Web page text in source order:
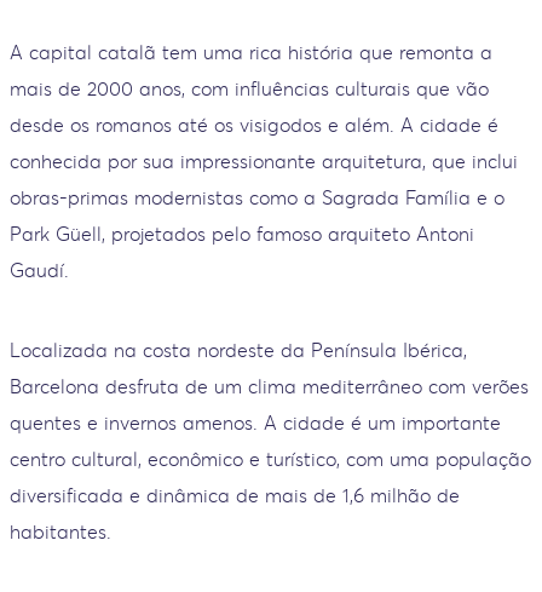
A capital catalã tem uma rica história que remonta a
mais de 2000 anos, com influências culturais que vão
desde os romanos até os visigodos e além. A cidade é
conhecida por sua impressionante arquitetura, que inclui
obras-primas modernistas como a Sagrada Família e o
Park Güell, projetados pelo famoso arquiteto Antoni
Gaudí.
Localizada na costa nordeste da Península Ibérica,
Barcelona desfruta de um clima mediterrâneo com verões
quentes e invernos amenos. A cidade é um importante
centro cultural, econômico e turístico, com uma população
diversificada e dinâmica de mais de 1,6 milhão de
habitantes.